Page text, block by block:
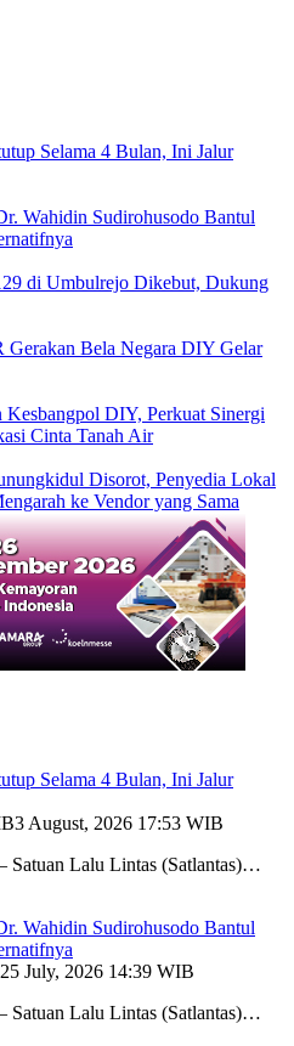
Selama 4 Bulan, Ini Jalur
Wahidin Sudirohusodo Bantul
di Umbulrejo Dikebut, Dukung
Gerakan Bela Negara DIY Gelar
DIY, Perkuat Sinergi
Cinta Tanah Air
Disorot, Penyedia Lokal
ke Vendor yang Sama
Selama 4 Bulan, Ini Jalur
3 August, 2026 17:53 WIB
Lalu Lintas (Satlantas)…
Wahidin Sudirohusodo Bantul
25 July, 2026 14:39 WIB
Lalu Lintas (Satlantas)…